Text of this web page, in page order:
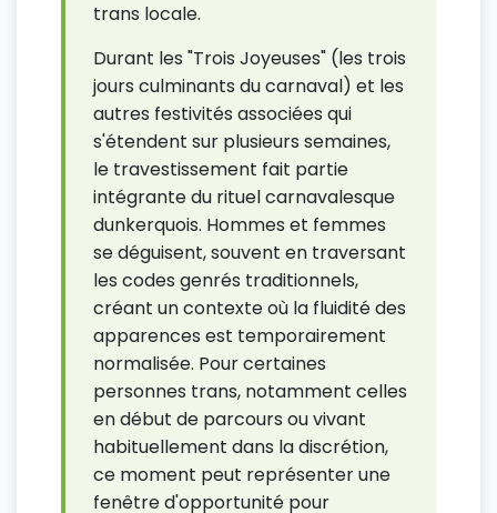
trans locale.
Durant les "Trois Joyeuses" (les trois
jours culminants du carnaval) et les
autres festivités associées qui
s'étendent sur plusieurs semaines,
le travestissement fait partie
intégrante du rituel carnavalesque
dunkerquois. Hommes et femmes
se déguisent, souvent en traversant
les codes genrés traditionnels,
créant un contexte où la fluidité des
apparences est temporairement
normalisée. Pour certaines
personnes trans, notamment celles
en début de parcours ou vivant
habituellement dans la discrétion,
ce moment peut représenter une
fenêtre d'opportunité pour